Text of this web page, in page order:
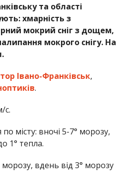
та області
хмарність з
мокрий сніг з дощем,
мокрого снігу. На
Івано-Франківськ,
.
с.
місту: вночі 5-7° морозу,
1° тепла.
морозу, вдень від 3° морозу